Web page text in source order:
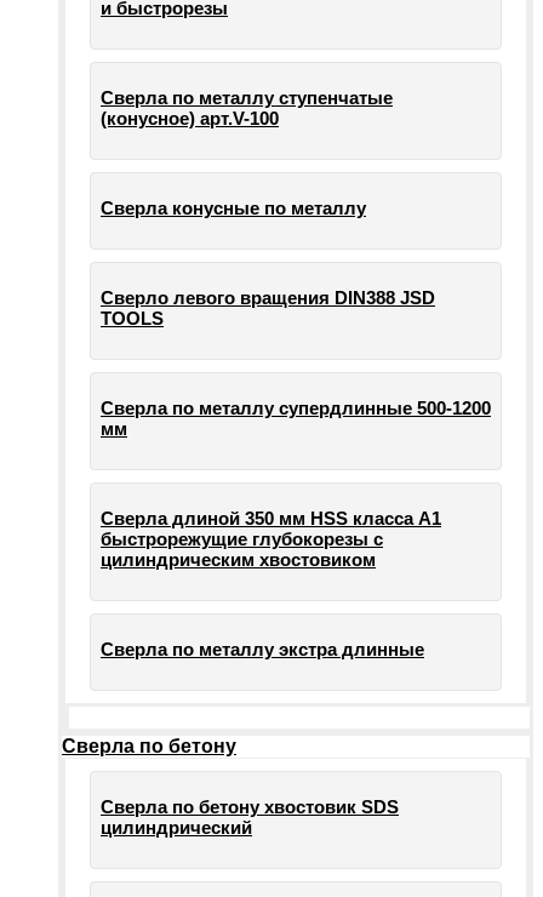
и быстрорезы
Сверла по металлу ступенчатые
(конусное) арт.V-100
Сверла конусные по металлу
Сверло левого вращения DIN388 JSD
TOOLS
Сверла по металлу супердлинные 500-1200
мм
Сверла длиной 350 мм HSS класса А1
быстрорежущие глубокорезы с
цилиндрическим хвостовиком
Сверла по металлу экстра длинные
Сверла по бетону
Сверла по бетону хвостовик SDS
цилиндрический